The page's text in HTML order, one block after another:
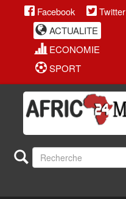
Facebook
Twitter
ACTUALITE
ECONOMIE
SPORT